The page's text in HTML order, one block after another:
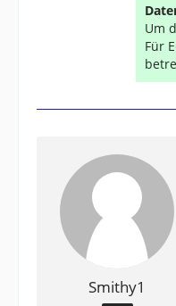
Um
Für
Smithy1